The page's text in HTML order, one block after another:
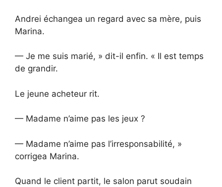
Andrei échangea un regard avec sa mère, puis
Marina.
— Je me suis marié, » dit-il enfin. « Il est temps
de grandir.
Le jeune acheteur rit.
— Madame n’aime pas les jeux ?
— Madame n’aime pas l’irresponsabilité, »
corrigea Marina.
Quand le client partit, le salon parut soudain